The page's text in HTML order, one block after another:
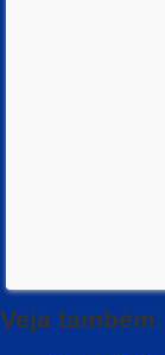
Veja também: